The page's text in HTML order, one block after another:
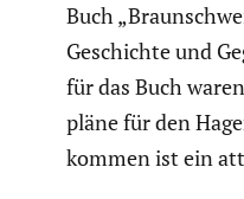
Buch
Geschichte und
für das Buch
pläne für den
kommen ist ein